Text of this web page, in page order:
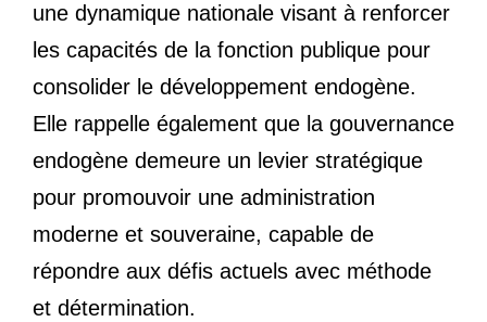
une dynamique nationale visant à renforcer
les capacités de la fonction publique pour
consolider le développement endogène.
Elle rappelle également que la gouvernance
endogène demeure un levier stratégique
pour promouvoir une administration
moderne et souveraine, capable de
répondre aux défis actuels avec méthode
et détermination.